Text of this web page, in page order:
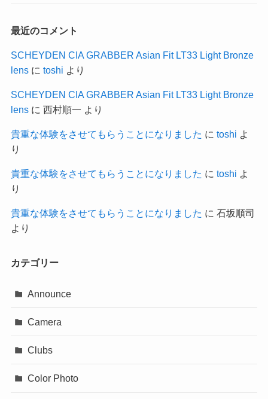
最近のコメント
SCHEYDEN CIA GRABBER Asian Fit LT33 Light Bronze
lensに toshi より
SCHEYDEN CIA GRABBER Asian Fit LT33 Light Bronze
lensに 西村順一 より
貴重な体験をさせてもらうことになりました に toshi よ
り
貴重な体験をさせてもらうことになりました に toshi よ
り
貴重な体験をさせてもらうことになりました に 石坂順司
より
カテゴリー
Announce
Camera
Clubs
Color Photo